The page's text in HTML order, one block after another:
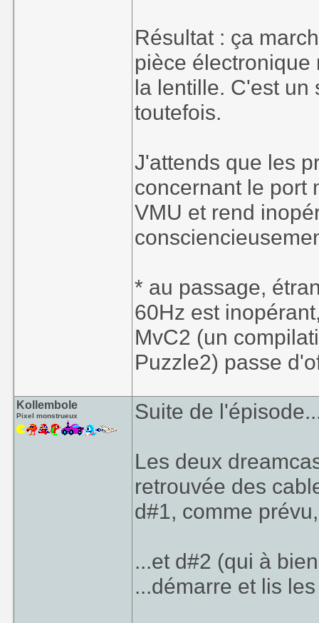
Résultat : ça
pièce
la lentille. C'est un
toutefois.
J'attends que les
concernant le port
VMU et rend
* au passage,
60Hz est
MvC2 (un
Puzzle2) passe
Kollembole
Pixel monstrueux Suite de
Les deux
retrouvée des
d#1, comme
...et d#2 (qui à
...démarre et lis